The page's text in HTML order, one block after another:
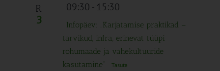
R
3
09:30- 15:30
Infopäev: „Karjatamise praktikad –
tarvikud, infra, erinevat tüüpi
rohumaade ja vahekultuuride
kasutamine“
Tasuta